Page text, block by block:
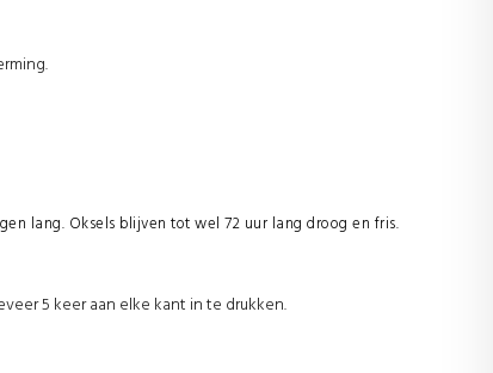
lang. Oksels blijven tot wel 72 uur lang droog en fris.
5 keer aan elke kant in te drukken.